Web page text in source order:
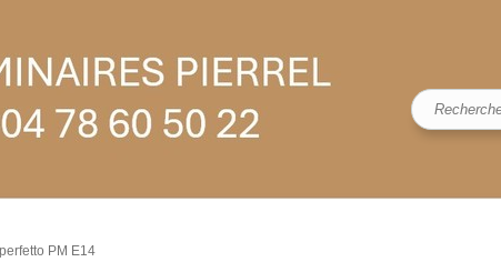
PM E14